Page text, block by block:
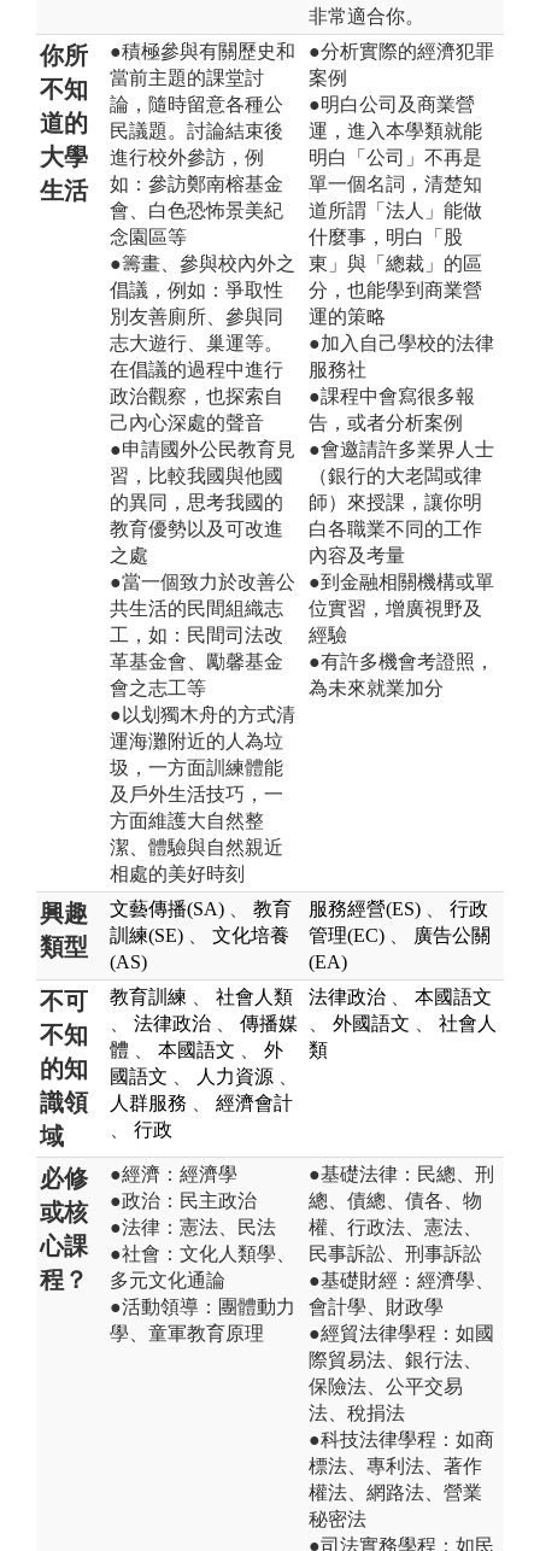
非常適合你。
你所
不知
道的
大學
生活
●積極參與有關歷史和
當前主題的課堂討
論，隨時留意各種公
民議題。討論結束後
進行校外參訪，例
如：參訪鄭南榕基金
會、白色恐怖景美紀
念園區等
●籌畫、參與校內外之
倡議，例如：爭取性
別友善廁所、參與同
志大遊行、巢運等。
在倡議的過程中進行
政治觀察，也探索自
己內心深處的聲音
●申請國外公民教育見
習，比較我國與他國
的異同，思考我國的
教育優勢以及可改進
之處
●當一個致力於改善公
共生活的民間組織志
工，如：民間司法改
革基金會、勵馨基金
會之志工等
●以划獨木舟的方式清
運海灘附近的人為垃
圾，一方面訓練體能
及戶外生活技巧，一
方面維護大自然整
潔、體驗與自然親近
相處的美好時刻
●分析實際的經濟犯罪
案例
●明白公司及商業營
運，進入本學類就能
明白「公司」不再是
單一個名詞，清楚知
道所謂「法人」能做
什麼事，明白「股
東」與「總裁」的區
分，也能學到商業營
運的策略
●加入自己學校的法律
服務社
●課程中會寫很多報
告，或者分析案例
●會邀請許多業界人士
（銀行的大老闆或律
師）來授課，讓你明
白各職業不同的工作
內容及考量
●到金融相關機構或單
位實習，增廣視野及
經驗
●有許多機會考證照，
為未來就業加分
興趣
類型
文藝傳播(SA)
教育
訓練(SE)
文化培養
(AS)
服務經營(ES)
行政
管理(EC)
廣告公關
(EA)
不可
不知
的知
識領
域
教育訓練
社會人類
法律政治
傳播媒
體
本國語文
外
國語文
人力資源
人群服務
經濟會計
行政
法律政治
本國語文
外國語文
社會人
類
必修
或核
心課
程？
●經濟：經濟學
●政治：民主政治
●法律：憲法、民法
●社會：文化人類學、
多元文化通論
●活動領導：團體動力
學、童軍教育原理
●基礎法律：民總、刑
總、債總、債各、物
權、行政法、憲法、
民事訴訟、刑事訴訟
●基礎財經：經濟學、
會計學、財政學
●經貿法律學程：如國
際貿易法、銀行法、
保險法、公平交易
法、稅捐法
●科技法律學程：如商
標法、專利法、著作
權法、網路法、營業
秘密法
●司法實務學程：如民